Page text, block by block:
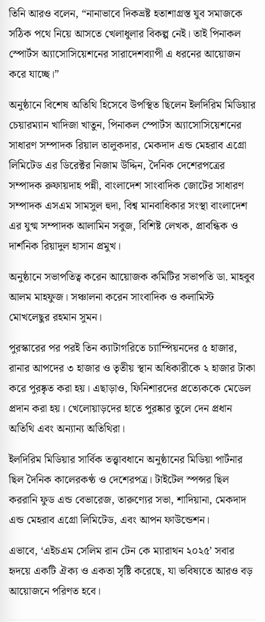
তিনি আরও বলেন, “নানাভাবে দিকভ্রষ্ট হতাশাগ্রস্ত যুব সমাজকে
সঠিক পথে নিয়ে আসতে খেলাধুলার বিকল্প নেই। তাই পিনাকল
স্পোর্টস অ্যাসোসিয়েশনের সারাদেশব্যাপী এ ধরনের আয়োজন
করে যাচ্ছে।”
অনুষ্ঠানে বিশেষ অতিথি হিসেবে উপস্থিত ছিলেন ইলদিরিম মিডিয়ার
চেয়ারম্যান খাদিজা খাতুন, পিনাকল স্পোর্টস অ্যাসোসিয়েশনের
সাধারণ সম্পাদক রিয়াল তালুকদার, মেকদাদ এন্ড মেহরাব এগ্রো
লিমিটেড এর ডিরেক্টর নিজাম উদ্দিন, দৈনিক দেশেরপত্রের
সম্পাদক রুফায়দাহ পন্নী, বাংলাদেশ সাংবাদিক জোটের সাধারণ
সম্পাদক এসএম সামসুল হুদা, বিশ্ব মানবাধিকার সংস্থা বাংলাদেশ
এর যুগ্ম সম্পাদক আলামিন সবুজ, বিশিষ্ট লেখক, প্রাবন্ধিক ও
দার্শনিক রিয়াদুল হাসান প্রমুখ।
অনুষ্ঠানে সভাপতিত্ব করেন আয়োজক কমিটির সভাপতি ডা. মাহবুব
আলম মাহফুজ। সঞ্চালনা করেন সাংবাদিক ও কলামিস্ট
মোখলেছুর রহমান সুমন।
পুরস্কারের পর পরই তিন ক্যাটাগরিতে চ্যাম্পিয়নদের ৫ হাজার,
রানার আপদের ৩ হাজার ও তৃতীয় স্থান অধিকারীকে ২ হাজার টাকা
করে পুরষ্কৃত করা হয়। এছাড়াও, ফিনিশারদের প্রত্যেককে মেডেল
প্রদান করা হয়। খেলোয়াড়দের হাতে পুরষ্কার তুলে দেন প্রধান
অতিথি এবং অন্যান্য অতিথিরা।
ইলদিরিম মিডিয়ার সার্বিক তত্ত্বাবধানে অনুষ্ঠানের মিডিয়া পার্টনার
ছিল দৈনিক কালেরকণ্ঠ ও দেশেরপত্র। টাইটেল স্পন্সর ছিল
কররানি ফুড এন্ড বেভারেজ, তারুণ্যের সভা, শাদিয়ানা, মেকদাদ
এন্ড মেহরাব এগ্রো লিমিটেড, এবং আপন ফাউন্ডেশন।
এভাবে, ‘এইচএম সেলিম রান টেন কে ম্যারাথন ২০২৫’ সবার
হৃদয়ে একটি ঐক্য ও একতা সৃষ্টি করেছে, যা ভবিষ্যতে আরও বড়
আয়োজনে পরিণত হবে।